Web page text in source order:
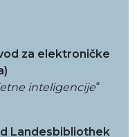
za elektroničke
inteligencije“
Landesbibliothek